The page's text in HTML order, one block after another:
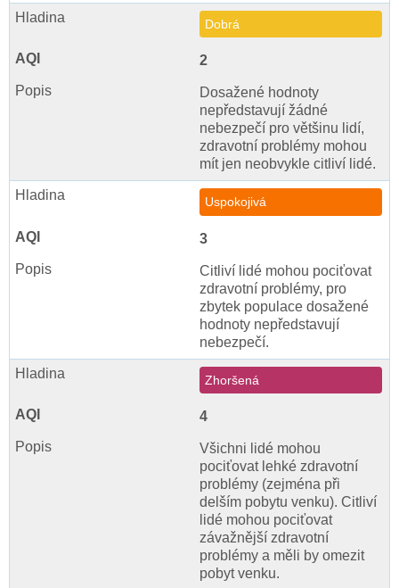
Dobrá
2
Dosažené hodnoty
nepředstavují žádné
nebezpečí pro většinu lidí,
zdravotní problémy mohou
mít jen neobvykle citliví lidé.
Uspokojivá
3
Citliví lidé mohou pociťovat
zdravotní problémy, pro
zbytek populace dosažené
hodnoty nepředstavují
nebezpečí.
Zhoršená
4
Všichni lidé mohou
pociťovat lehké zdravotní
problémy (zejména při
delším pobytu venku). Citliví
lidé mohou pociťovat
závažnější zdravotní
problémy a měli by omezit
pobyt venku.